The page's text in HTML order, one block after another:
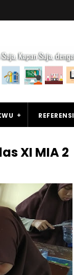
REFERENSI
XI MIA 2